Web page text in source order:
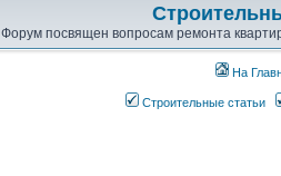
Форум посвящен вопросам ремонта
На
Строительные статьи